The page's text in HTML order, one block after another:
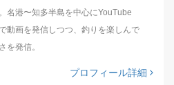
名港〜知多半島を中心にYouTube
動画を発信しつつ、釣りを楽しんで
を発信。
プロフィール詳細